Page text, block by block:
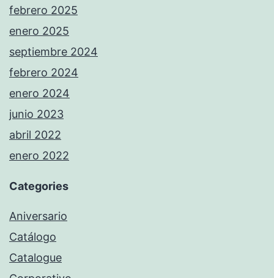
febrero 2025
enero 2025
septiembre 2024
febrero 2024
enero 2024
junio 2023
abril 2022
enero 2022
Categories
Aniversario
Catálogo
Catalogue